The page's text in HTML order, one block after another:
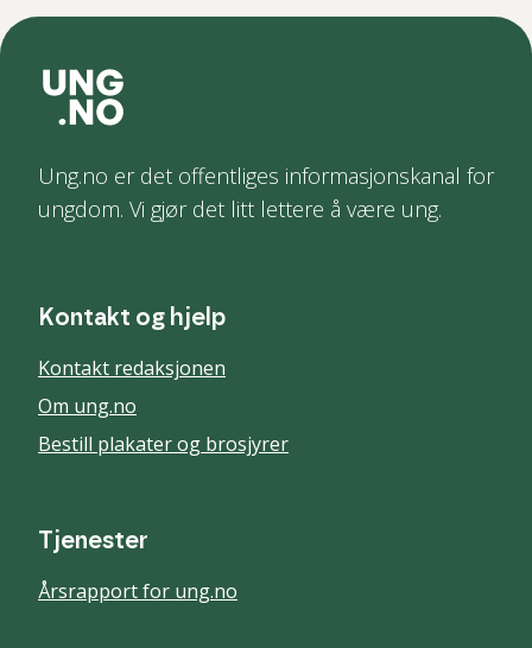
Ung.no er det offentliges informasjonskanal for
ungdom. Vi gjør det litt lettere å være ung.
Kontakt og hjelp
Kontakt redaksjonen
Om ung.no
Bestill plakater og brosjyrer
Tjenester
Årsrapport for ung.no